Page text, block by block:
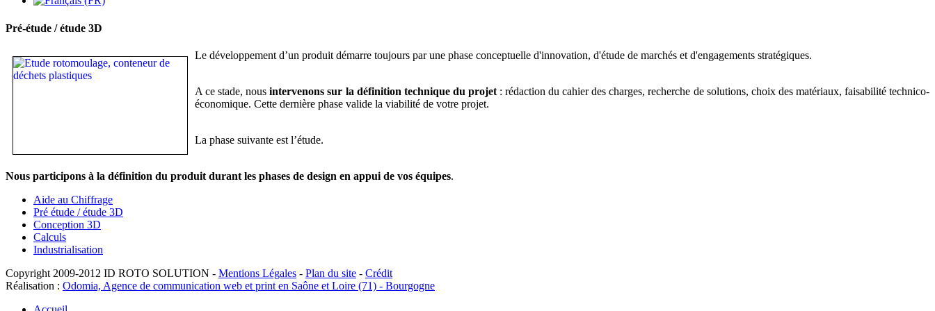
Pré-étude / étude 3D
Le développement d’un produit démarre toujours par une phase conceptuelle d'innovation, d'étude de marchés et d'engagements stratégiques.
A ce stade, nousintervenons sur la définition technique du projet : rédaction du cahier des charges, recherche de solutions, choix des matériaux, faisabilité technico-
économique. Cette dernière phase valide la viabilité de votre projet.
La phase suivante est l’étude.
Nous participons à la définition du produit durant les phases de design en appui de vos équipes.
Aide au Chiffrage
Pré étude / étude 3D
Conception 3D
Calculs
Industrialisation
Copyright 2009-2012 ID ROTO SOLUTION - Mentions Légales - Plan du site - Crédit
Réalisation : Odomia, Agence de communication web et print en Saône et Loire (71) - Bourgogne